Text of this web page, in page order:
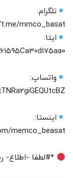
تلگرام:
t.me/mmco_basat
ایتا:
واتساپ:
اینستا:
memco_beasat
*#لطفا -اطلاع-